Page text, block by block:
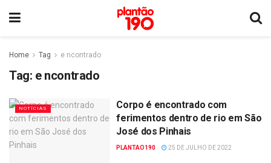
Home Tag e ncontrado
Tag: e ncontrado
NOTÍCIAS
Corpo é encontrado com
ferimentos dentro de rio em São
José dos Pinhais
PLANTAO190 25 DE JULHO DE 2022